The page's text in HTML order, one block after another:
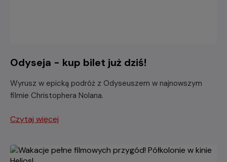
Odyseja - kup bilet już dziś!
Wyrusz w epicką podróż z Odyseuszem w najnowszym
filmie Christophera Nolana.
Czytaj więcej